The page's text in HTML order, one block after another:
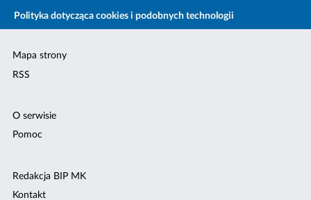
Polityka dotycząca cookies i podobnych technologii
Mapa strony
RSS
O serwisie
Pomoc
Redakcja BIP MK
Kontakt